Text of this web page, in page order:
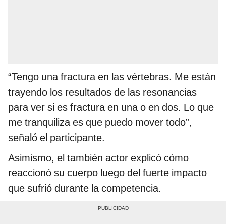
“Tengo una fractura en las vértebras. Me están
trayendo los resultados de las resonancias
para ver si es fractura en una o en dos. Lo que
me tranquiliza es que puedo mover todo”,
señaló el participante.
Asimismo, el también actor explicó cómo
reaccionó su cuerpo luego del fuerte impacto
que sufrió durante la competencia.